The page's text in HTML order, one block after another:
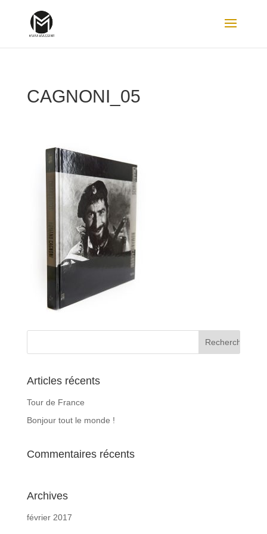
CAGNONI_05
Articles récents
Tour de France
Bonjour tout le monde !
Commentaires récents
Archives
février 2017